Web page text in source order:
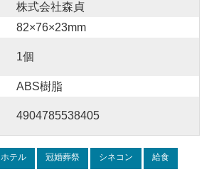
株式会社森貞
82×76×23mm
1個
ABS樹脂
4904785538405
ホテル 冠婚葬祭 シネコン 給食